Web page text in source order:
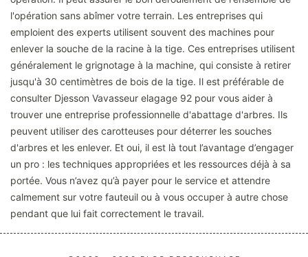
l'opération sans abîmer votre terrain. Les entreprises qui
emploient des experts utilisent souvent des machines pour
enlever la souche de la racine à la tige. Ces entreprises utilisent
généralement le grignotage à la machine, qui consiste à retirer
jusqu'à 30 centimètres de bois de la tige. Il est préférable de
consulter Djesson Vavasseur elagage 92 pour vous aider à
trouver une entreprise professionnelle d'abattage d'arbres. Ils
peuvent utiliser des carotteuses pour déterrer les souches
d'arbres et les enlever. Et oui, il est là tout l’avantage d’engager
un pro : les techniques appropriées et les ressources déjà à sa
portée. Vous n’avez qu’à payer pour le service et attendre
calmement sur votre fauteuil ou à vous occuper à autre chose
pendant que lui fait correctement le travail.